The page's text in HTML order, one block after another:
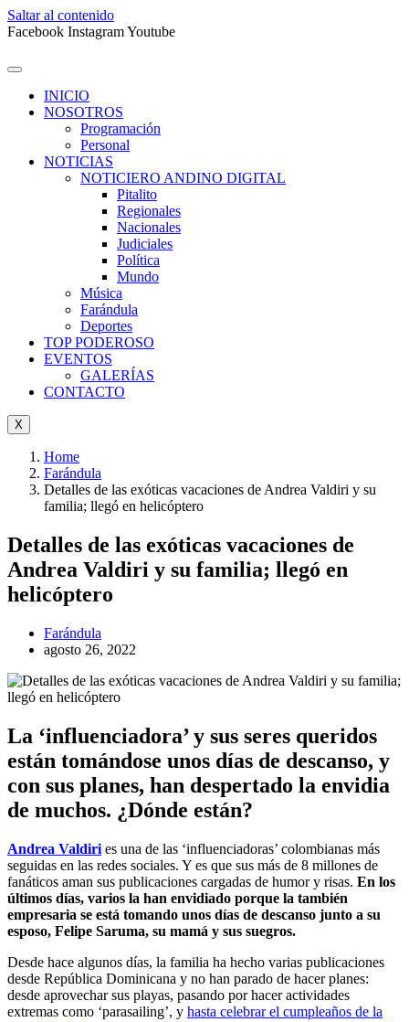
Saltar al contenido
Facebook InstagramYoutube
INICIO
NOSOTROS
Programación
Personal
NOTICIAS
NOTICIERO ANDINO DIGITAL
Pitalito
Regionales
Nacionales
Judiciales
Política
Mundo
Música
Farándula
Deportes
TOP PODEROSO
EVENTOS
GALERÍAS
CONTACTO
X
Home
Farándula
Detalles de las exóticas vacaciones de Andrea Valdiri y su
familia; llegó en helicóptero
Detalles de las exóticas vacaciones de
Andrea Valdiri y su familia; llegó en
helicóptero
Farándula
agosto 26, 2022
La ‘influenciadora’ y sus seres queridos
están tomándose unos días de descanso, y
con sus planes, han despertado la envidia
de muchos. ¿Dónde están?
Andrea Valdiri es una de las ‘influenciadoras’ colombianas más
seguidas en las redes sociales. Y es que sus más de 8 millones de
fanáticos aman sus publicaciones cargadas de humor y risas. En los
últimos días, varios la han envidiado porque la también
empresaria se está tomando unos días de descanso junto a su
esposo, Felipe Saruma, su mamá y sus suegros.
Desde hace algunos días, la familia ha hecho varias publicaciones
desde República Dominicana y no han parado de hacer planes:
desde aprovechar sus playas, pasando por hacer actividades
extremas como ‘parasailing’, y hasta celebrar el cumpleaños de la